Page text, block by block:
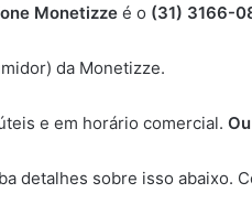
Monetizze é o (31) 3166-
da Monetizze.
e em horário comercial.
detalhes sobre isso abaixo.